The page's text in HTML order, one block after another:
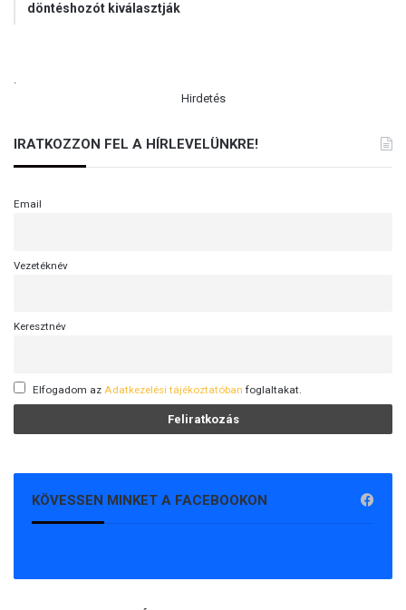
döntéshozót kiválasztják
.
Hirdetés
IRATKOZZON FEL A HÍRLEVELÜNKRE!
Email
Vezetéknév
Keresztnév
Elfogadom az Adatkezelési tájékoztatóban foglaltakat.
KÖVESSEN MINKET A FACEBOOKON